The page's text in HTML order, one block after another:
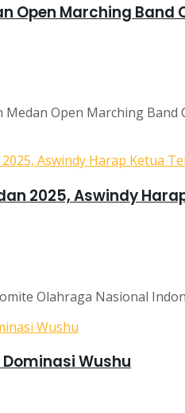
Open Marching
Medan Open Marching
2025, Aswindy
Olahraga Nasional
Wushu